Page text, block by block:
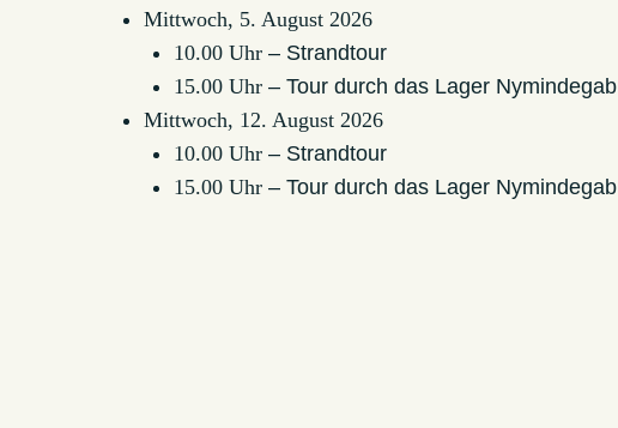
Mittwoch, 5. August 2026
10.00 Uhr – Strandtour
15.00 Uhr – Tour durch das Lager Nymindegab
Mittwoch, 12. August 2026
10.00 Uhr – Strandtour
15.00 Uhr – Tour durch das Lager Nymindegab